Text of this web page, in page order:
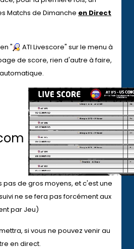
Matchs de Dimanche en Direct
"
ATI Livescore" sur le menu à
de score, rien d'autre à faire,
pas de gros moyens, et c'est une
ne se fera pas forcément aux
par Jeu)
si vous ne pouvez venir au
en direct.